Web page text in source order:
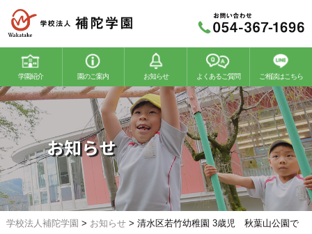
学園紹介 園のご案内
若竹幼稚園 若竹こどもの森
お知らせ よくあるご質問 ご相談はこちら
お知らせ
学校法人補陀学園 > お知らせ> 清水区若竹幼稚園 3歳児 秋葉山公園で